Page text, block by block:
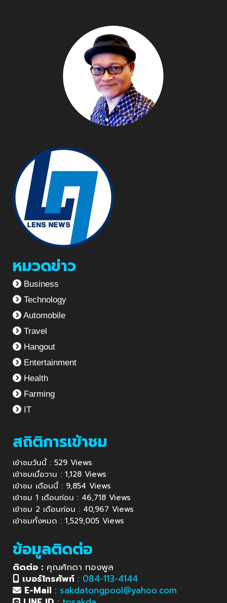
หมวดข่าว
Business
Technology
Automobile
Travel
Hangout
Entertainment
Health
Farming
IT
สถิติการเข้าชม
เข้าชมวันนี้ : 529 Views
เข้าชมเมื่อวาน : 1,128 Views
เข้าชม เดือนนี้ : 9,854 Views
เข้าชม 1 เดือนก่อน : 46,718 Views
เข้าชม 2 เดือนก่อน : 40,967 Views
เข้าชมทั้งหมด : 1,529,005 Views
ข้อมูลติดต่อ
ติดต่อ : คุณศักดา ทองพูล
เบอร์โทรศัพท์ : 084-113-4144
E-Mail : sakdatongpool@yahoo.com